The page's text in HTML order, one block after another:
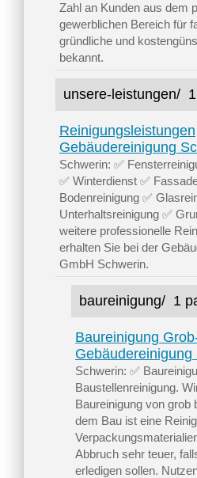
Zahl an Kunden aus dem
gewerblichen Bereich für
gründliche und
bekannt.
unsere-leistungen/
Reinigungsleistungen
Gebäudereinigung
Schwerin: ✅
✅ Winterdienst ✅
Bodenreinigung ✅
Unterhaltsreinigung ✅
weitere professionelle
erhalten Sie bei der
GmbH Schwerin.
baureinigung/ 1
Baureinigung
Gebäudereinigung
Schwerin: ✅
Baustellenreinigung.
Baureinigung von grob
dem Bau ist eine
Abbruch sehr teuer,
erledigen sollen.